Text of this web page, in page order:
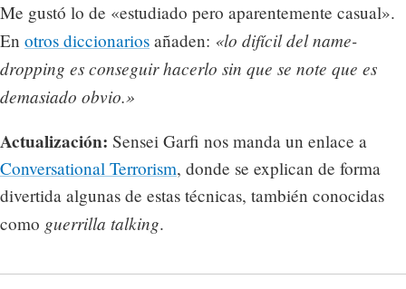
Me gustó lo de «estudiado pero aparentemente casual».
En otros diccionarios añaden: «lo difícil delname-
dropping es conseguir hacerlo sin que se note que es
demasiado obvio.»
Actualización: Sensei Garfi nos manda un enlace a
Conversational Terrorism, donde se explican de forma
divertida algunas de estas técnicas, también conocidas
como guerrilla talking.